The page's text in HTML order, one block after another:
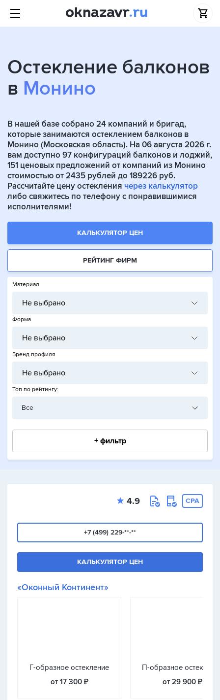
Остекление балконов
в Монино
В нашей базе собрано 24 компаний и бригад,
которые занимаются остеклением балконов в
Монино (Московская область). На 06 августа 2026 г.
вам доступно 97 конфигураций балконов и лоджий,
151 ценовых предложений от компаний из Монино
стоимостью от 2435 рублей до 189226 руб.
Рассчитайте цену остекления через калькулятор
либо свяжитесь по телефону с понравившимися
исполнителями!
КАЛЬКУЛЯТОР ЦЕН
РЕЙТИНГ ФИРМ
Материал
Не выбрано
Форма
Не выбрано
Бренд профиля
Не выбрано
Топ по рейтингу:
Все
+ фильтр
4.9 CPA
+7 (499) 229-**-**
КАЛЬКУЛЯТОР ЦЕН
«Оконный Континент»
Г-образное остекление
от 17 300 ₽
П-образное
от 29 900 ₽